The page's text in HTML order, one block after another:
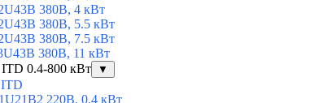
380В, 4 кВт
380В, 5.5 кВт
380В, 7.5 кВт
380В, 11 кВт
0.4-800 кВт
▼
220В, 0.4 кВт